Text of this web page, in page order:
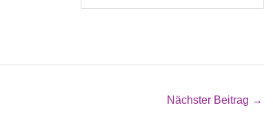
Nächster Beitrag →